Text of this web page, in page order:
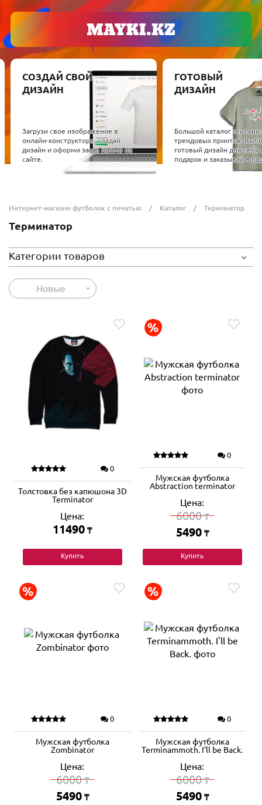
СОЗДАЙ СВОЙ
ДИЗАЙН
Загрузи свое изображение в
онлайн-конструкторе, создай
дизайн и оформи заказ прямо на
сайте.
ГОТОВЫЙ
ДИЗАЙН
Большой каталог
трендовых принтов.
готовый дизайн для себя
подарок и заказывай в
Интернет-магазин футболок с печатью Каталог Терминатор
Терминатор
Категории товаров
Новые
0
Толстовка без капюшона 3D
Terminator
Цена:
11490 ₸
Купить
0
Мужская футболка
Abstraction terminator
Цена:
6000₸
5490 ₸
Купить
0
Мужская футболка
Zombinator
Цена:
6000₸
5490 ₸
0
Мужская футболка
Terminammoth. I'll be Back.
Цена:
6000₸
5490 ₸